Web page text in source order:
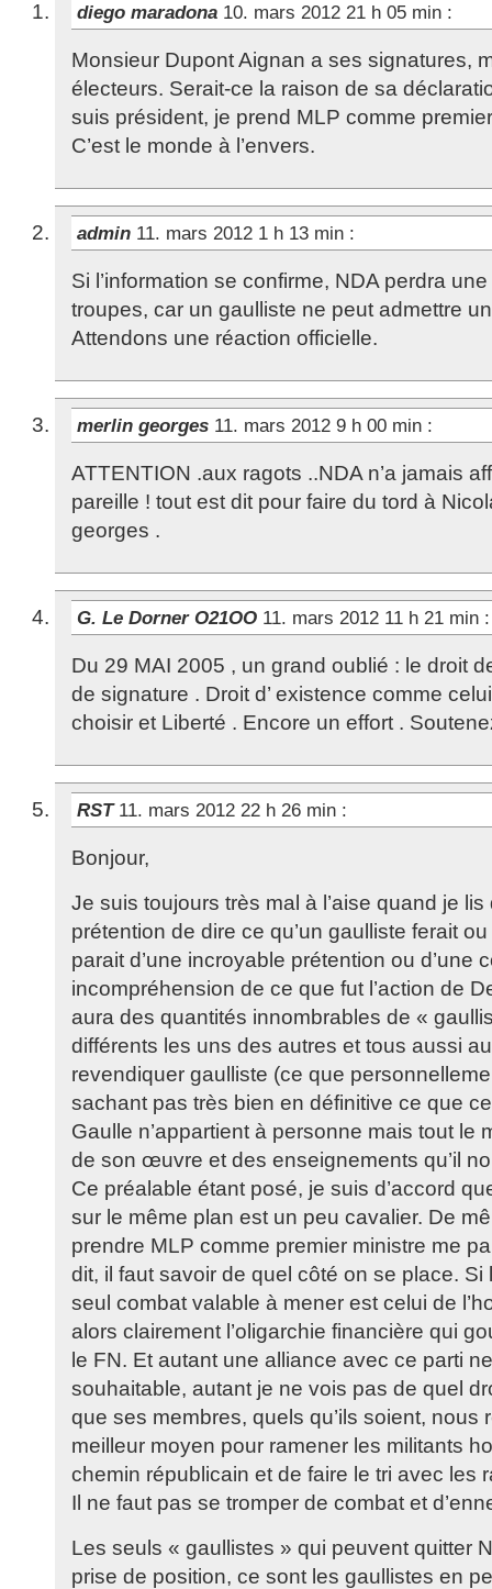
diego maradona 10. mars 2012 21 h 05 min :
Monsieur Dupont Aignan a ses signatures,
électeurs. Serait-ce la raison de sa
suis président, je prend MLP comme
C’est le monde à l’envers.
admin 11. mars 2012 1 h 13 min :
Si l’information se confirme, NDA perdra
troupes, car un gaulliste ne peut admettre
Attendons une réaction officielle.
merlin georges 11. mars 2012 9 h 00 min :
ATTENTION .aux ragots ..NDA n’a jamais
pareille ! tout est dit pour faire du tord à
georges .
G. Le Dorner O21OO 11. mars 2012 11 h 21 min :
Du 29 MAI 2005 , un grand oublié : le droit
de signature . Droit d’ existence comme
choisir et Liberté . Encore un effort .
RST 11. mars 2012 22 h 26 min :
Bonjour,
Je suis toujours très mal à l’aise quand je
prétention de dire ce qu’un gaulliste ferait
parait d’une incroyable prétention ou d’une
incompréhension de ce que fut l’action de
aura des quantités innombrables de «
différents les uns des autres et tous aussi
revendiquer gaulliste (ce que
sachant pas très bien en définitive ce que
Gaulle n’appartient à personne mais tout le
de son œuvre et des enseignements qu’il
Ce préalable étant posé, je suis d’accord
sur le même plan est un peu cavalier. De
prendre MLP comme premier ministre me
dit, il faut savoir de quel côté on se place. Si
seul combat valable à mener est celui de
alors clairement l’oligarchie financière qui
le FN. Et autant une alliance avec ce parti
souhaitable, autant je ne vois pas de quel
que ses membres, quels qu’ils soient, nous
meilleur moyen pour ramener les militants
chemin républicain et de faire le tri avec les
Il ne faut pas se tromper de combat et
Les seuls « gaullistes » qui peuvent quitter
prise de position, ce sont les gaullistes en